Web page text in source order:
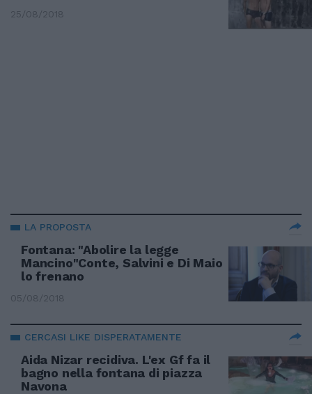
25/08/2018
LA PROPOSTA
Fontana: "Abolire la legge
Mancino"Conte, Salvini e Di Maio
lo frenano
05/08/2018
CERCASI LIKE DISPERATAMENTE
Aida Nizar recidiva. L'ex Gf fa il
bagno nella fontana di piazza
Navona